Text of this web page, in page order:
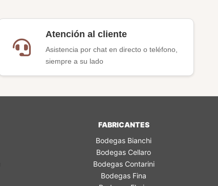
Atención al cliente
Asistencia por chat en directo o teléfono,
siempre a su lado
FABRICANTES
Bodegas Bianchi
Bodegas Cellaro
Bodegas Contarini
Bodegas Fina